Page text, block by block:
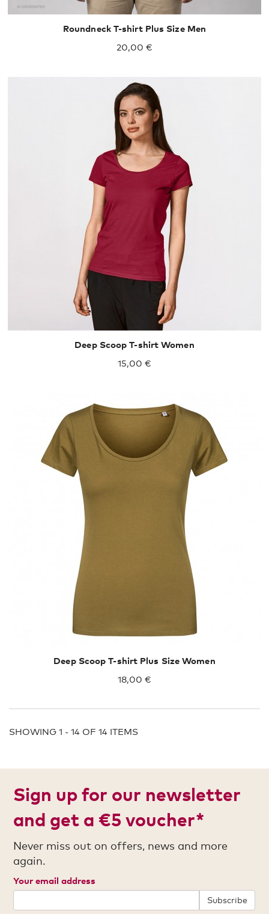
Roundneck T-shirt Plus Size Men
20,00 €
XS XL
Deep Scoop T-shirt Women
15,00 €
Deep Scoop T-shirt Plus Size Women
18,00 €
SHOWING 1 - 14 OF 14 ITEMS
Sign up for our newsletter
and get a €5 voucher*
Never miss out on offers, news and more
again.
Your email address
Subscribe